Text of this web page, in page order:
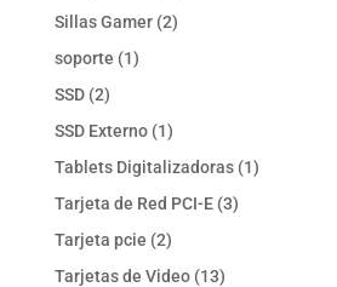
productos
Sillas Gamer 22
soporte 11
SSD 22
productos
SSD Externo 11
producto
Tablets Digitalizadoras 11
Tarjeta de Red PCI-E 33
Tarjeta pcie 22
productos
Tarjetas de Video 1313